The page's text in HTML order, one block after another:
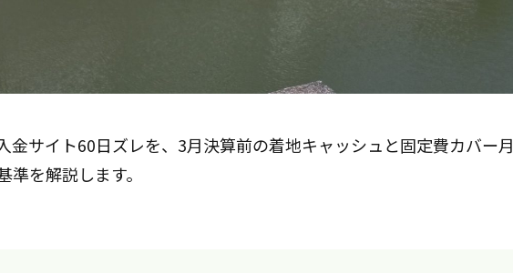
金サイト60日ズレを、3月決算前の着地キャッシュと固定費カバー月
を解説します。